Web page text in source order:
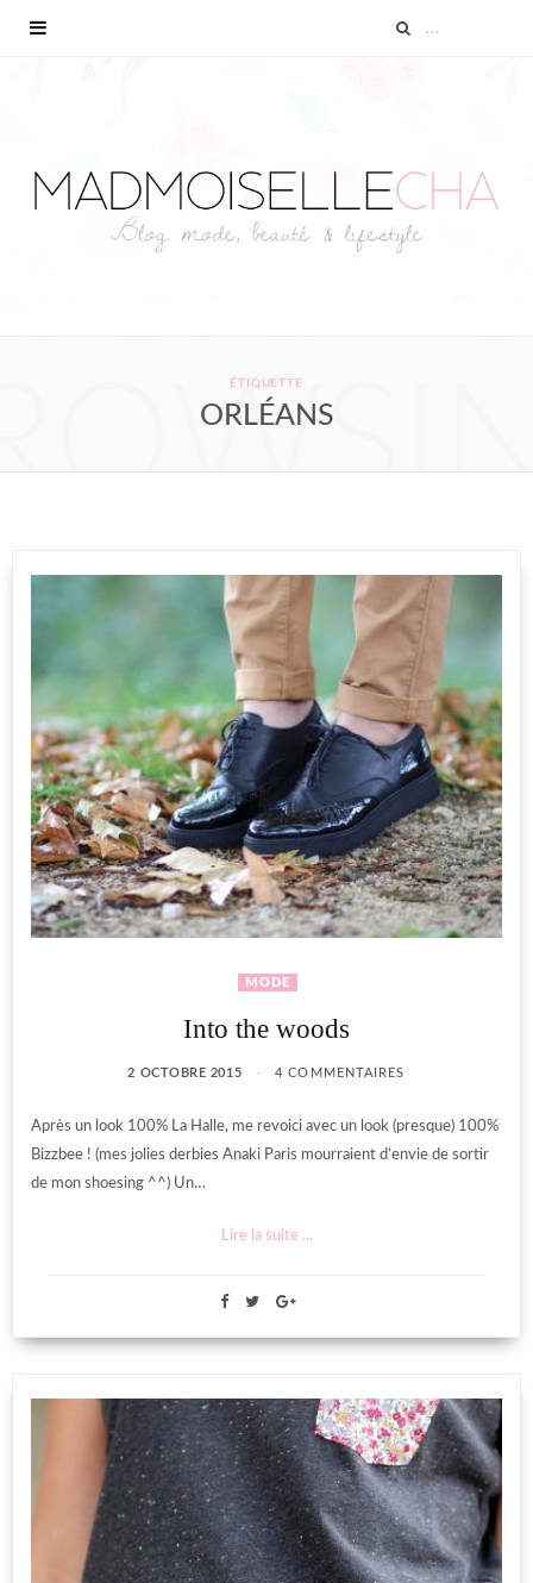
ÉTIQUETTE
ORLÉANS
MODE
Into the woods
2 OCTOBRE 2015 4 COMMENTAIRES
Après un look 100% La Halle, me revoici avec un look (presque) 100%
Bizzbee ! (mes jolies derbies Anaki Paris mourraient d’envie de sortir
de mon shoesing ^^) Un…
Lire la suite ...